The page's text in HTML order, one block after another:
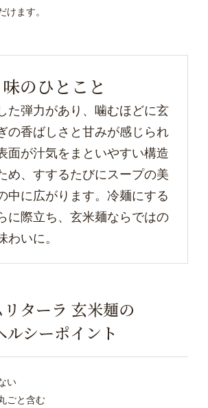
けます。
味のひとこと
た弾力があり、噛むほどに玄
の香ばしさと甘みが感じられ
面が汁気をまといやすい構造
め、すするたびにスープの美
中に広がります。冷麺にする
に際立ち、玄米麺ならではの
わいに。
リターラ 玄米麺の
ルシーポイント
い
ごと含む